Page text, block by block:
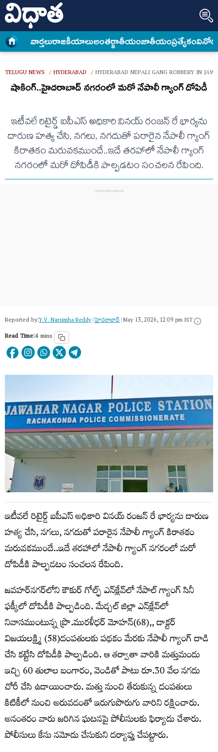
వార్త‌లురాజకీయాలుఅంత‌ర్జాతీయంజాతీయంప్రత్యేకం
TELUGU NEWS / HYDERABAD / HYDERABAD NEPALI GANG ROBBERY IN
షాకింగ్..హైదరాబాద్ నగరంలో మరో నేపాలీ గ్యాంగ్ దోపిడీ
ఇటీవలే రిటైర్డ్ ఐపీఎస్ అధికారి వినయ్ రంజన్ రే భార్యను
దారుణ హత్య చేసి, నగలు, నగదుతో పరారైన నేపాలీ గ్యాంగ్
కిరాతకం మరువకముందే..ఇదే తరహాలో నేపాలీ గ్యాంగ్
నగరంలో మరో దోపిడీకి పాల్పడటం సంచలన రేపింది.
Reported by:Y.V. Narsimha Reddy|హైదరాబాద్​|May 13, 2026, 12:09 pm IST
Read Time:4 mins
ఇటీవలే రిటైర్డ్ ఐపీఎస్ అధికారి వినయ్ రంజన్ రే భార్యను దారుణ
హత్య చేసి, నగలు, నగదుతో పరారైన నేపాలీ గ్యాంగ్ కిరాతకం
మరువకముందే..ఇదే తరహాలో నేపాలీ గ్యాంగ్ నగరంలో మరో
దోపిడీకి పాల్పడటం సంచలన రేపింది.
జవహర్‌నగర్‌లోని కౌకుర్ గోల్ఫ్ ఎన్‌క్లేవ్‌లో నేపాల్ గ్యాంగ్ సినీ
ఫక్కీలో దోపిడీకి పాల్పడింది. మేడ్చల్ జిల్లా ఎన్‌క్లేవ్‌లో
నివాసముంటున్న ప్రొ.మురళీధర్ మోహన్(68),, డాక్టర్
విజయలక్ష్మి (58)దంపతులకు పథకం మేరకు నేపాలీ గ్యాంగ్ దాడి
చేసి కట్టేసి దోపిడీకి పాల్పడింది. ఆ తర్వాతా వారికి మత్తుమందు
ఇచ్చి 60 తులాల బంగారం, వెండితో పాటు రూ.30 వేల నగదు
చోరీ చేసి ఉడాయించారు. మత్తు నుంచి తేరుకున్న దంపతులు
కిటికీలో నుంచి అరువడంతో ఇరుగుపొరుగు వారిని రక్షించారు.
అనంతరం వారు జరిగిన ఘటనపై పోలీసులకు ఫిర్యాదు చేశారు.
పోలీసులు కేసు నమోదు చేసుకుని దర్యాప్తు చేపట్టారు.